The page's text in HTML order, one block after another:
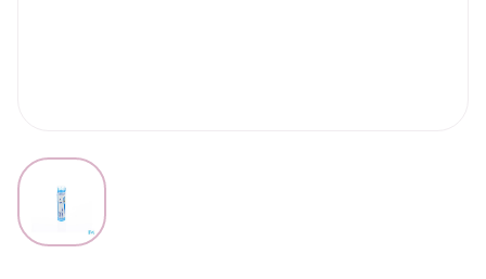
View larger image